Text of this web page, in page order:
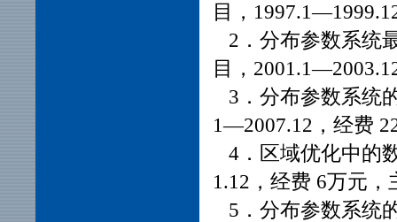
目，
2．分布参数系统
目，
3．分布参数系统
1—2007.12，经费
4．区域优化中的
1.12，经费 6万元
5．分布参数系统